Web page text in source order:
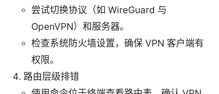
尝试切换协议（如 WireGuard 与
OpenVPN）和服务器。
检查系统防火墙设置，确保 VPN 客户端有
权限。
路由层级排错